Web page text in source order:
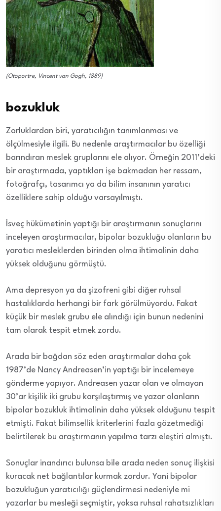
(Otoportre, Vincent van Gogh, 1889)
bozukluk
Zorluklardan biri, yaratıcılığın tanımlanması ve
ölçülmesiyle ilgili. Bu nedenle araştırmacılar bu özelliği
barındıran meslek gruplarını ele alıyor. Örneğin 2011’deki
bir araştırmada, yaptıkları işe bakmadan her ressam,
fotoğrafçı, tasarımcı ya da bilim insanının yaratıcı
özelliklere sahip olduğu varsayılmıştı.
İsveç hükümetinin yaptığı bir araştırmanın sonuçlarını
inceleyen araştırmacılar, bipolar bozukluğu olanların bu
yaratıcı mesleklerden birinden olma ihtimalinin daha
yüksek olduğunu görmüştü.
Ama depresyon ya da şizofreni gibi diğer ruhsal
hastalıklarda herhangi bir fark görülmüyordu. Fakat
küçük bir meslek grubu ele alındığı için bunun nedenini
tam olarak tespit etmek zordu.
Arada bir bağdan söz eden araştırmalar daha çok
1987’de Nancy Andreasen’in yaptığı bir incelemeye
gönderme yapıyor. Andreasen yazar olan ve olmayan
30’ar kişilik iki grubu karşılaştırmış ve yazar olanların
bipolar bozukluk ihtimalinin daha yüksek olduğunu tespit
etmişti. Fakat bilimsellik kriterlerini fazla gözetmediği
belirtilerek bu araştırmanın yapılma tarzı eleştiri almıştı.
Sonuçlar inandırıcı bulunsa bile arada neden sonuç ilişkisi
kuracak net bağlantılar kurmak zordur. Yani bipolar
bozukluğun yaratıcılığı güçlendirmesi nedeniyle mi
yazarlar bu mesleği seçmiştir, yoksa ruhsal rahatsızlıkları